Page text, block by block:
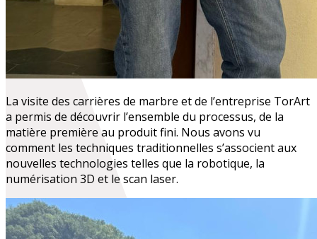
La visite des carrières de marbre et de l’entreprise TorArt
a permis de découvrir l’ensemble du processus, de la
matière première au produit fini. Nous avons vu
comment les techniques traditionnelles s’associent aux
nouvelles technologies telles que la robotique, la
numérisation 3D et le scan laser.